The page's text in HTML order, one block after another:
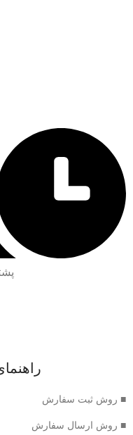
■ روش ثبت سفارش
■ روش ارسال سفارش